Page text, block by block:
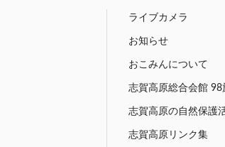
ライブカメラ
お知らせ
おこみんについて
志賀高原総合会館 98
志賀高原の自然保護
志賀高原リンク集